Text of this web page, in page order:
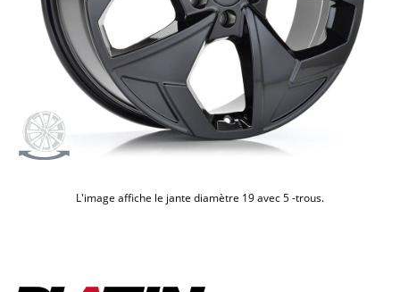
L'image affiche le jante diamètre 19 avec5-trous.